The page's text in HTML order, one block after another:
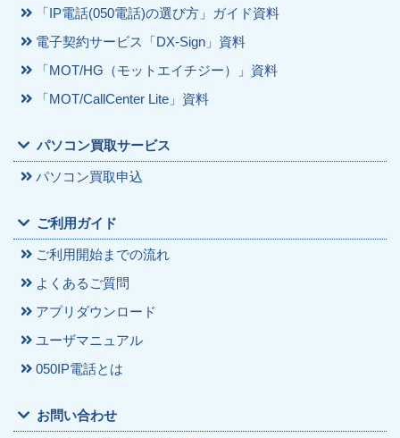
「IP電話(050電話)の選び方」ガイド資料
電子契約サービス「DX-Sign」資料
「MOT/HG（モットエイチジー）」資料
「MOT/CallCenter Lite」資料
パソコン買取サービス
パソコン買取申込
ご利用ガイド
ご利用開始までの流れ
よくあるご質問
アプリダウンロード
ユーザマニュアル
050IP電話とは
お問い合わせ